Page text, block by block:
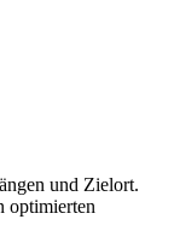
und Zielort.
optimierten